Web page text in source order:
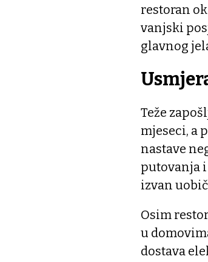
restoran
vanjski
glavnog
Teže
mjeseci, a
nastave
putovanja
izvan
Osim
u
dostava